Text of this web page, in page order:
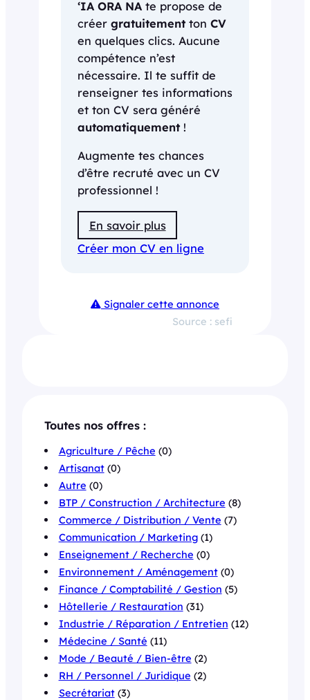
‘IA ORA NA te propose de
créer gratuitementton CV
en quelques clics. Aucune
compétence n’est
nécessaire. Il te suffit de
renseigner tes informations
et ton CV sera généré
automatiquement!
Augmente tes chances
d’être recruté avec un CV
professionnel !
En savoir plus
Créer mon CV en ligne
Signaler cette annonce
Source : sefi
Toutes nos offres :
Agriculture / Pêche (0)
Artisanat(0)
Autre (0)
BTP / Construction / Architecture (8)
Commerce / Distribution / Vente (7)
Communication / Marketing(1)
Enseignement / Recherche (0)
Environnement / Aménagement(0)
Finance / Comptabilité / Gestion (5)
Hôtellerie / Restauration (31)
Industrie / Réparation / Entretien (12)
Médecine / Santé (11)
Mode / Beauté / Bien-être (2)
RH / Personnel / Juridique (2)
Secrétariat(3)